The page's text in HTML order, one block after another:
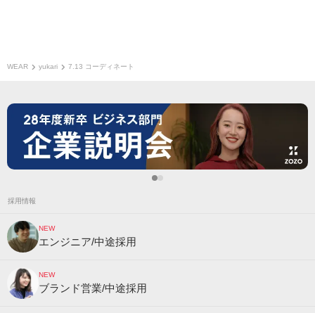
WEAR yukari 7.13 コーディネート
採用情報
NEW
エンジニア/中途採用
NEW
ブランド営業/中途採用